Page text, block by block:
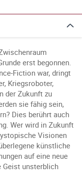
erst begonnen.
Fiction war, dringt
Kriegsroboter,
der Zukunft zu
sie fähig sein,
Dies berührt auch
Wer wird in Zukunft
Visionen
künstliche
auf eine neue
Geist unsterblich